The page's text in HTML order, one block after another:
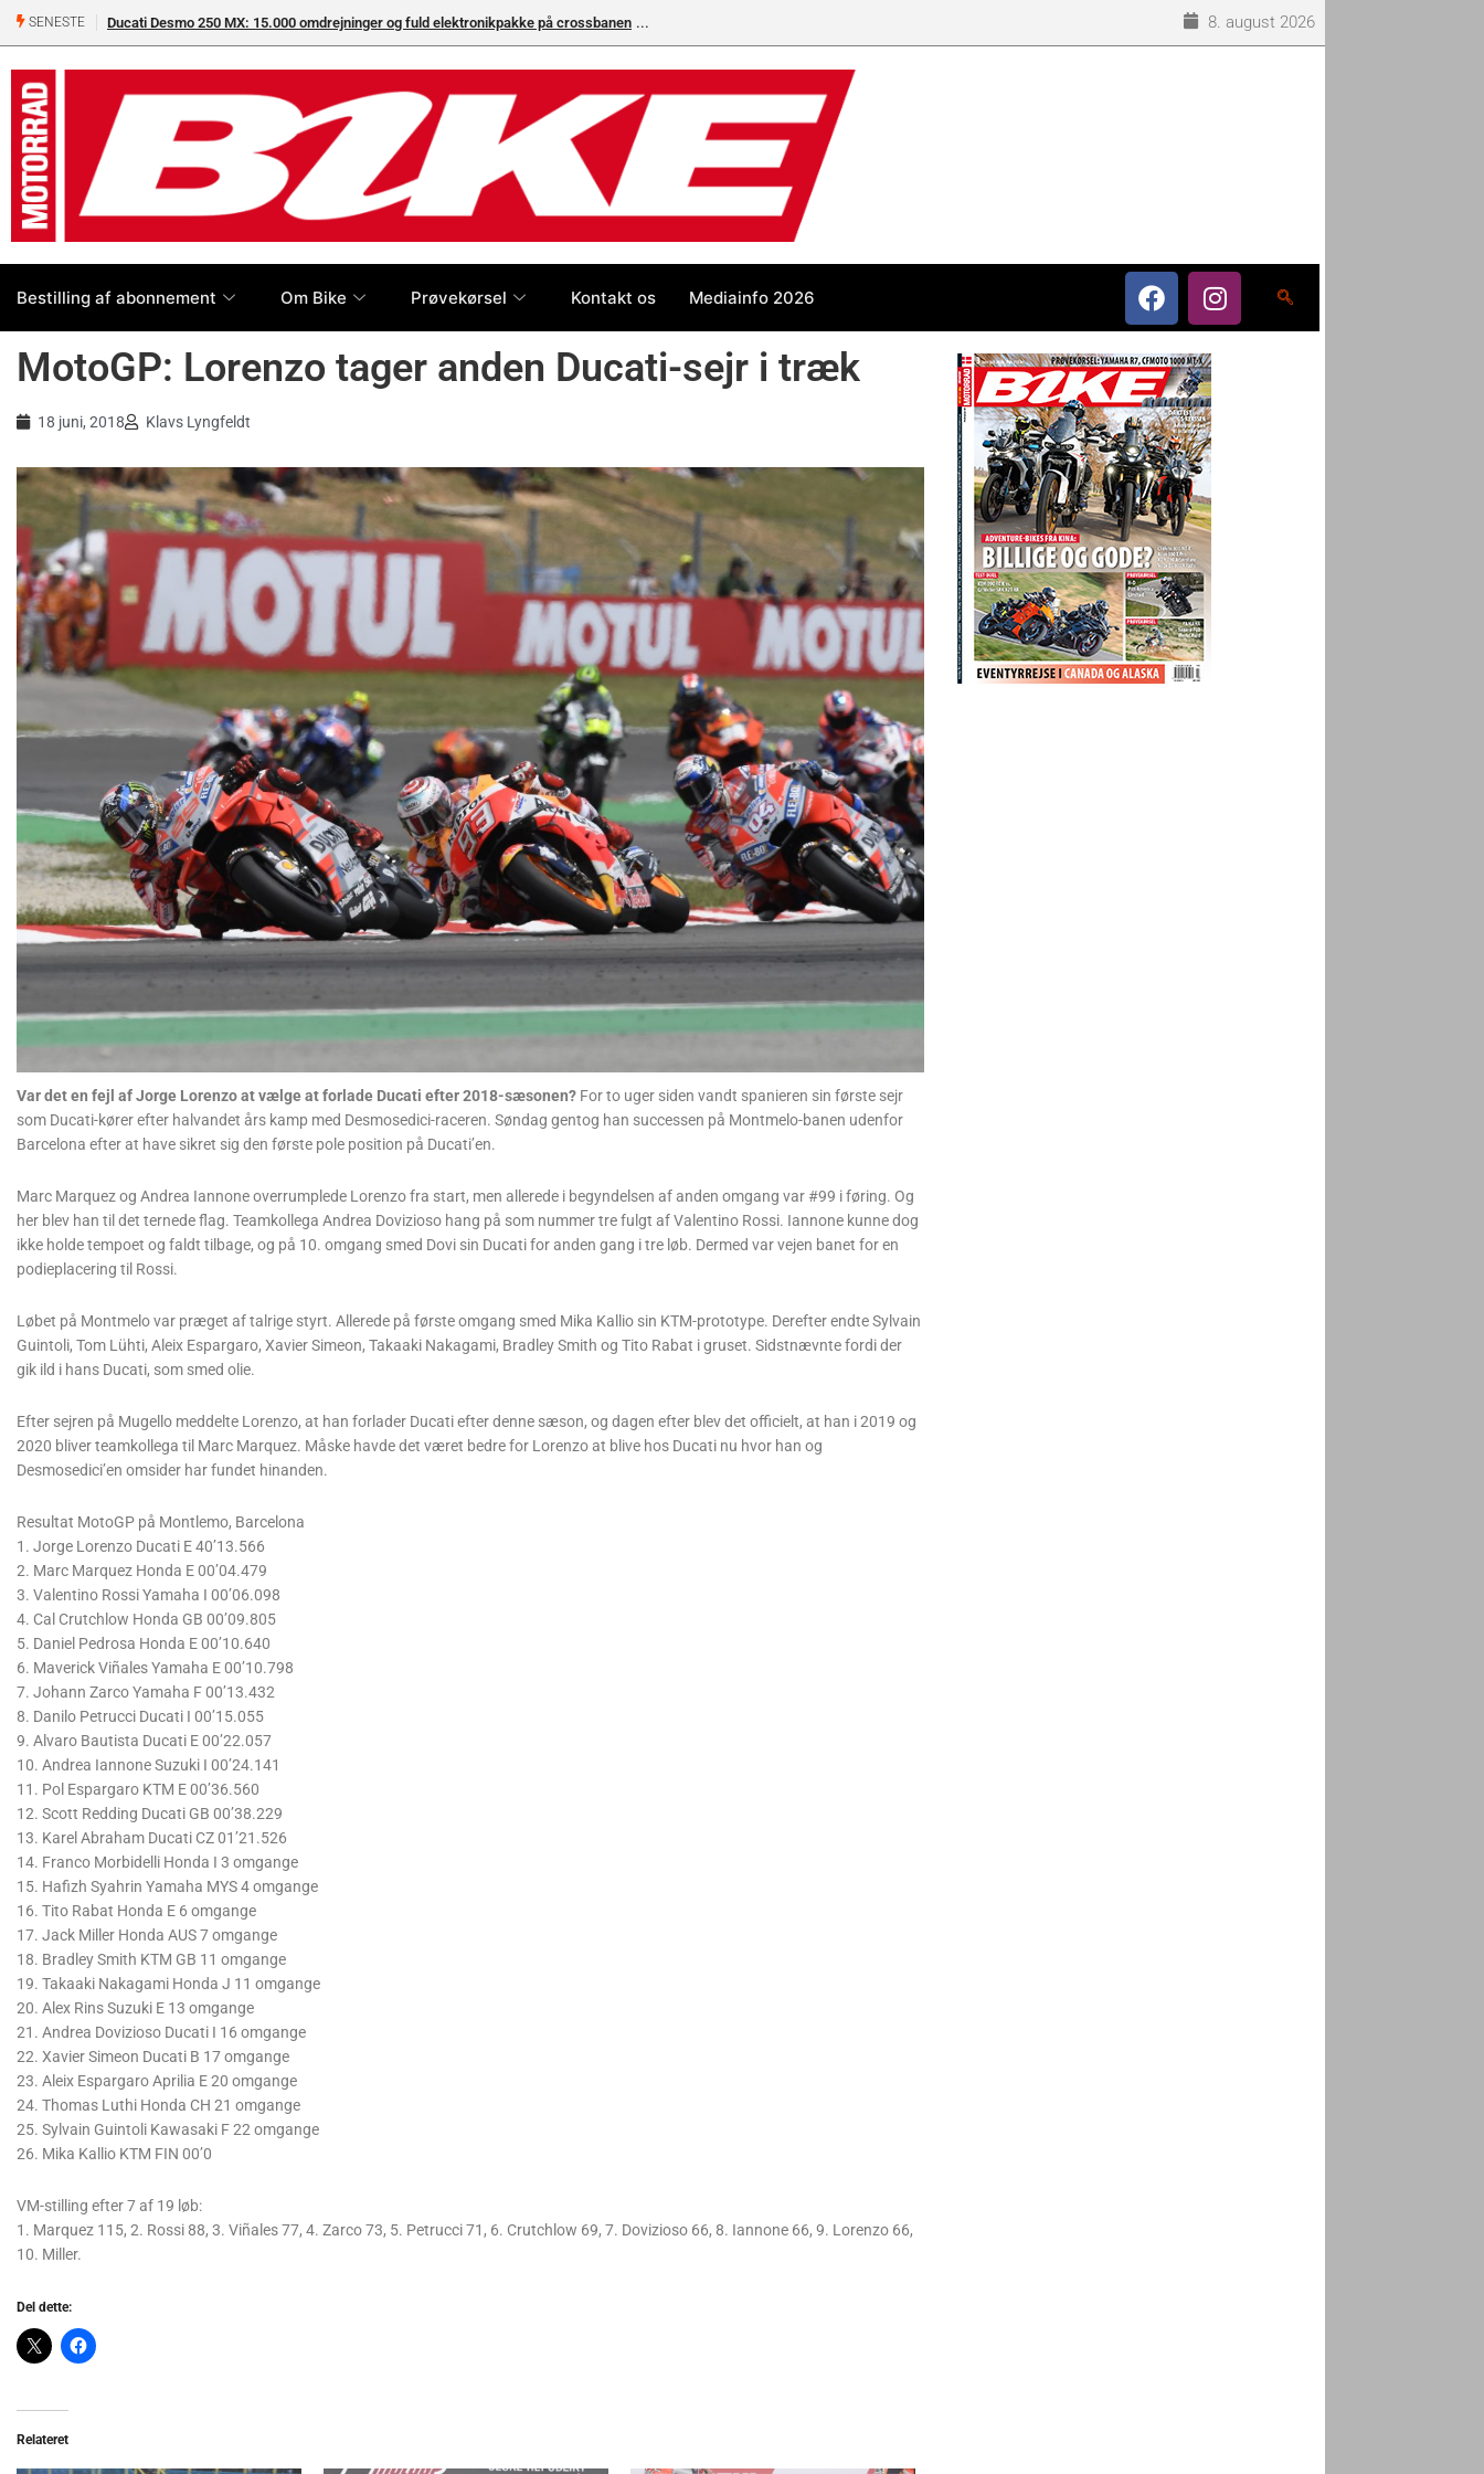
SENESTE Ducati Desmo 250 MX: 15.000 omdrejninger og fuld elektronikpakke på crossbanen 8. august 2026
Bestilling af abonnement Om Bike Prøvekørsel Kontakt os Mediainfo 2026
MotoGP: Lorenzo tager anden Ducati-sejr i træk
18 juni, 2018 Klavs Lyngfeldt
Var det en fejl af Jorge Lorenzo at vælge at forlade Ducati efter 2018-sæsonen? For to uger siden vandt spanieren sin første sejr
som Ducati-kører efter halvandet års kamp med Desmosedici-raceren. Søndag gentog han successen på Montmelo-banen udenfor
Barcelona efter at have sikret sig den første pole position på Ducati’en.
Marc Marquez og Andrea Iannone overrumplede Lorenzo fra start, men allerede i begyndelsen af anden omgang var #99 i føring. Og
her blev han til det ternede flag. Teamkollega Andrea Dovizioso hang på som nummer tre fulgt af Valentino Rossi. Iannone kunne dog
ikke holde tempoet og faldt tilbage, og på 10. omgang smed Dovi sin Ducati for anden gang i tre løb. Dermed var vejen banet for en
podieplacering til Rossi.
Løbet på Montmelo var præget af talrige styrt. Allerede på første omgang smed Mika Kallio sin KTM-prototype. Derefter endte Sylvain
Guintoli, Tom Lühti, Aleix Espargaro, Xavier Simeon, Takaaki Nakagami, Bradley Smith og Tito Rabat i gruset. Sidstnævnte fordi der
gik ild i hans Ducati, som smed olie.
Efter sejren på Mugello meddelte Lorenzo, at han forlader Ducati efter denne sæson, og dagen efter blev det officielt, at han i 2019 og
2020 bliver teamkollega til Marc Marquez. Måske havde det været bedre for Lorenzo at blive hos Ducati nu hvor han og
Desmosedici’en omsider har fundet hinanden.
Resultat MotoGP på Montlemo, Barcelona
1. Jorge Lorenzo Ducati E 40’13.566
2. Marc Marquez Honda E 00’04.479
3. Valentino Rossi Yamaha I 00’06.098
4. Cal Crutchlow Honda GB 00’09.805
5. Daniel Pedrosa Honda E 00’10.640
6. Maverick Viñales Yamaha E 00’10.798
7. Johann Zarco Yamaha F 00’13.432
8. Danilo Petrucci Ducati I 00’15.055
9. Alvaro Bautista Ducati E 00’22.057
10. Andrea Iannone Suzuki I 00’24.141
11. Pol Espargaro KTM E 00’36.560
12. Scott Redding Ducati GB 00’38.229
13. Karel Abraham Ducati CZ 01’21.526
14. Franco Morbidelli Honda I 3 omgange
15. Hafizh Syahrin Yamaha MYS 4 omgange
16. Tito Rabat Honda E 6 omgange
17. Jack Miller Honda AUS 7 omgange
18. Bradley Smith KTM GB 11 omgange
19. Takaaki Nakagami Honda J 11 omgange
20. Alex Rins Suzuki E 13 omgange
21. Andrea Dovizioso Ducati I 16 omgange
22. Xavier Simeon Ducati B 17 omgange
23. Aleix Espargaro Aprilia E 20 omgange
24. Thomas Luthi Honda CH 21 omgange
25. Sylvain Guintoli Kawasaki F 22 omgange
26. Mika Kallio KTM FIN 00’0
VM-stilling efter 7 af 19 løb:
1. Marquez 115, 2. Rossi 88, 3. Viñales 77, 4. Zarco 73, 5. Petrucci 71, 6. Crutchlow 69, 7. Dovizioso 66, 8. Iannone 66, 9. Lorenzo 66,
10. Miller.
Del dette:
Relateret